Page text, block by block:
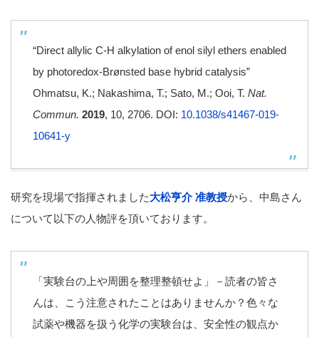
“Direct allylic C-H alkylation of enol silyl ethers enabled
by photoredox-Brønsted base hybrid catalysis”
Ohmatsu, K.; Nakashima, T.; Sato, M.; Ooi, T. Nat.
Commun. 2019, 10, 2706. DOI: 10.1038/s41467-019-
10641-y
研究を現場で指揮されました大松亨介 准教授から、中島さん
について以下の人物評を頂いております。
「実験台の上や周囲を整理整頓せよ」－読者の皆さ
んは、こう注意されたことはありませんか？色々な
試薬や機器を扱う化学の実験台は、安全性の観点か